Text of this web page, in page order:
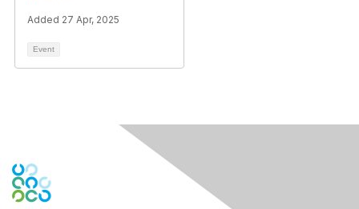
Added 27 Apr, 2025
Event